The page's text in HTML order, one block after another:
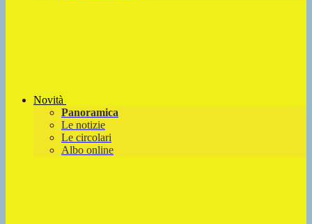
Novità
Panoramica
Le notizie
Le circolari
Albo online